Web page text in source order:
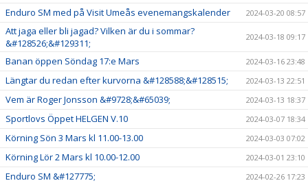
Enduro SM med på Visit Umeås evenemangskalender 2024-03-20 08:57
Att jaga eller bli jagad? Vilken är du i sommar?
&#128526;&#129311;
2024-03-18 09:17
Banan öppen Söndag 17:e Mars 2024-03-16 23:48
Längtar du redan efter kurvorna &#128588;&#128515; 2024-03-13 22:51
Vem är Roger Jonsson &#9728;&#65039; 2024-03-13 18:37
Sportlovs Öppet HELGEN V.10 2024-03-07 18:34
Körning Sön 3 Mars kl 11.00-13.00 2024-03-03 07:02
Körning Lör 2 Mars kl 10.00-12.00 2024-03-01 23:10
Enduro SM &#127775; 2024-02-26 17:23